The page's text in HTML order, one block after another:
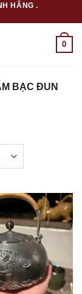
HÃNG .
0
BẠC ĐUN